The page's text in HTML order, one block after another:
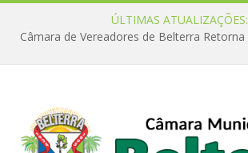
ÚLTIMAS ATUALIZAÇÕES: